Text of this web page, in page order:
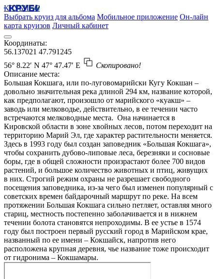
КРУБИСС
Выбрать круиз для альбома Мобильное приложение Он-лайн
карта круизов Личный кабинет
Координаты:
56.137021 47.791245
56° 8.22′ N 47° 47.47′ E
Скопировано!
Описание места:
Большая Кокшага, или по-луговомарийски Кугу Кокшан –
довольно значительная река длиной 294 км, название которой,
как предполагают, произошло от марийского «куакш» –
заводь или мелководье, действительно, в ее течении часто
встречаются мелководные места. Она начинается в
Кировской области в зоне хвойных лесов, потом переходит на
территорию Марий Эл, где характер растительности меняется.
Здесь в 1993 году был создан заповедник «Большая Кокшага»,
чтобы сохранить дубово-липовые леса, березняки и сосновые
боры, где в общей сложности произрастают более 700 видов
растений, и большое количество животных и птиц, живущих
в них. Строгий режим охраны не разрешает свободного
посещения заповедника, из-за чего был изменен популярный с
советских времен байдарочный маршрут по реке. На всем
протяжении Большая Кокшага сильно петляет, оставляя много
стариц, местность постепенно заболачивается и в нижнем
течении болота становятся непроходимы. В ее устье в 1574
году был построен первый русский город в Марийском крае,
названный по ее имени – Кокшайск, напротив него
расположена крупная деревня, чье название тоже происходит
от гидронима – Кокшамары.